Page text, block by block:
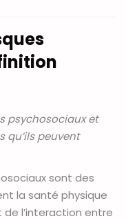
psychosociaux et
qu’ils peuvent
sont des
la santé physique
l’interaction entre